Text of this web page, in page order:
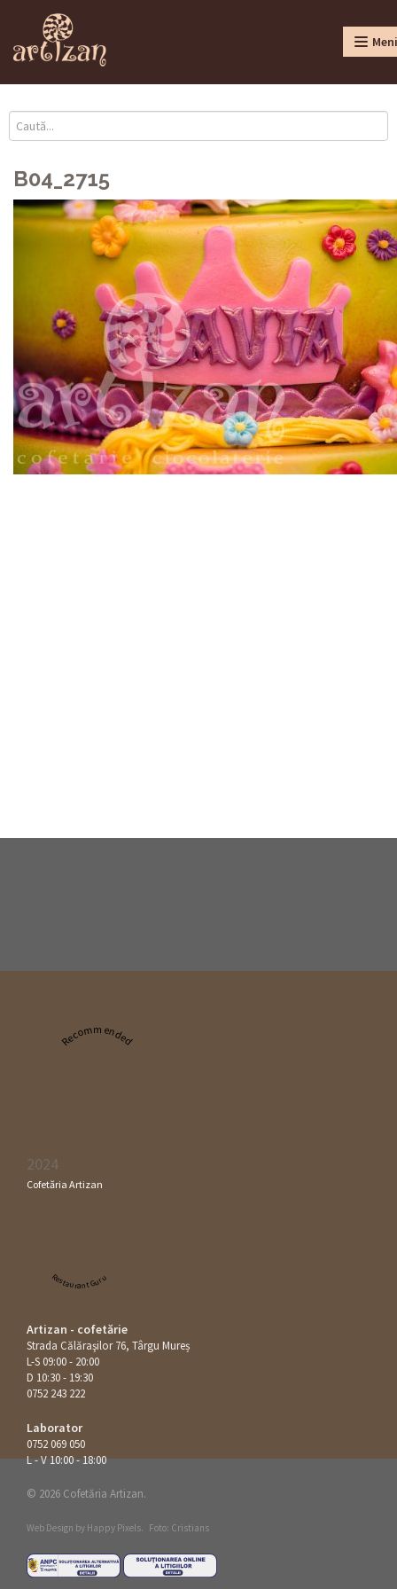
B04_2715
Recommended
2024
Cofetăria Artizan
Restaurant Guru
Artizan - cofetărie
Strada Călăraşilor 76, Târgu Mureș
L-S 09:00 - 20:00
D 10:30 - 19:30
0752 243 222
Laborator
0752 069 050
L - V 10:00 - 18:00
© 2026 Cofetăria Artizan.
Web Design by Happy Pixels. Foto: Cristians